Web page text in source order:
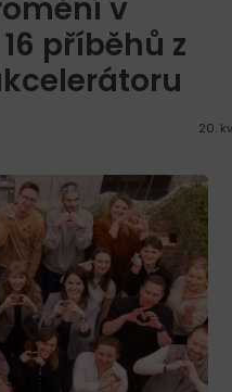
v
příběhů z
20.